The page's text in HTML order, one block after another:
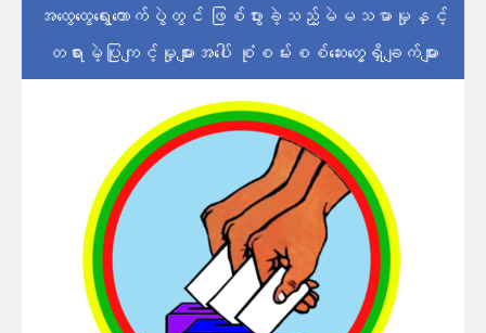
အထွေထွေရွေးကောက်ပွဲတွင် ဖြစ်ပွားခဲ့သည့်မဲမသမာမှုနှင့်
တရားမဲ့ပြုကျင့်မှုများအပေါ် စုံစမ်းစစ်ဆေးတွေ့ရှိချက်များ